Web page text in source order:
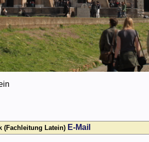
(Fachleitung Latein) E-Mail